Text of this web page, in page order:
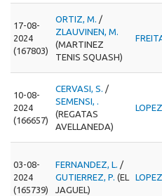
17-08-
2024
(167803)
ORTIZ, M. /
ZLAUVINEN, M.
(MARTINEZ
TENIS SQUASH)
10-08-
2024
(166657)
CERVASI, S. /
SEMENSI, .
(REGATAS
AVELLANEDA)
03-08-
2024
(165739)
FERNANDEZ, L. /
GUTIERREZ, P. (EL
JAGUEL)